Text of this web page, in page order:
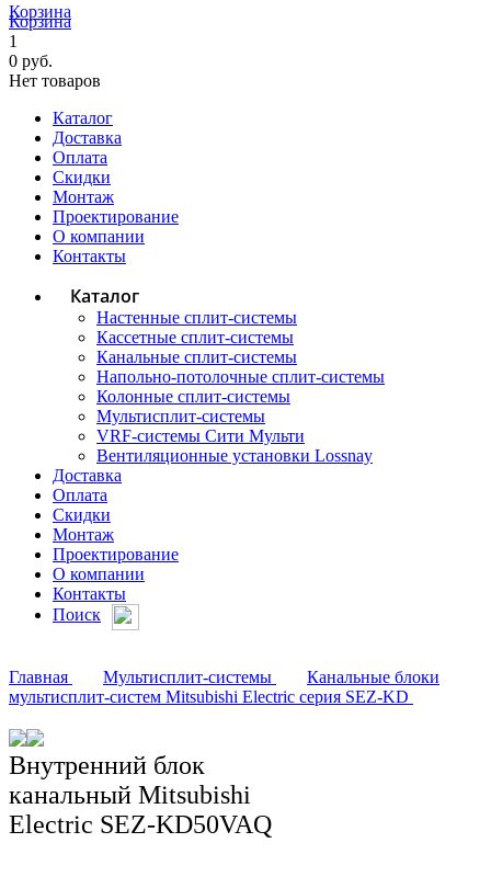
Корзина
Корзина
1
0 руб.
Нет товаров
Каталог
Доставка
Оплата
Скидки
Монтаж
Проектирование
О компании
Контакты
Каталог
Настенные сплит-системы
Кассетные сплит-системы
Канальные сплит-системы
Напольно-потолочные сплит-системы
Колонные сплит-системы
Мультисплит-системы
VRF-системы Сити Мульти
Вентиляционные установки Lossnay
Доставка
Оплата
Скидки
Монтаж
Проектирование
О компании
Контакты
Поиск
Главная Мультисплит-системы
Канальные блоки
мультисплит-систем Mitsubishi Electric серия SEZ-KD
Внутренний блок
канальный Mitsubishi
Electric SEZ-KD50VAQ